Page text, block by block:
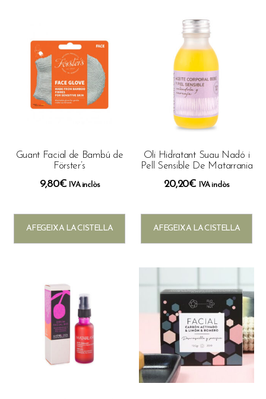
Guant Facial de Bambú de
Förster’s
9,80€ IVA inclòs
AFEGEIX A LA CISTELLA
Oli Hidratant Suau Nadó i
Pell Sensible De Matarrania
20,20€ IVA inclòs
AFEGEIX A LA CISTELLA